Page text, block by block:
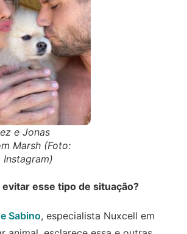
e Jonas
Marsh (Foto:
Instagram)
esse tipo de situação?
Sabino, especialista Nuxcell em